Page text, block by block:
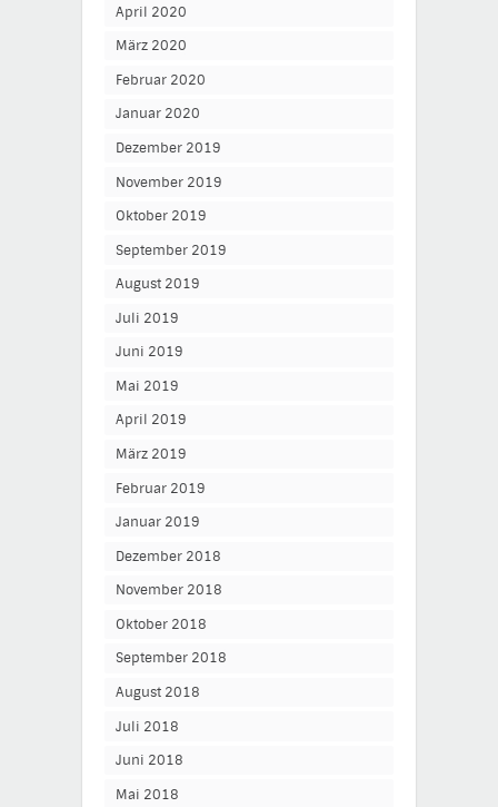
April 2020
März 2020
Februar 2020
Januar 2020
Dezember 2019
November 2019
Oktober 2019
September 2019
August 2019
Juli 2019
Juni 2019
Mai 2019
April 2019
März 2019
Februar 2019
Januar 2019
Dezember 2018
November 2018
Oktober 2018
September 2018
August 2018
Juli 2018
Juni 2018
Mai 2018